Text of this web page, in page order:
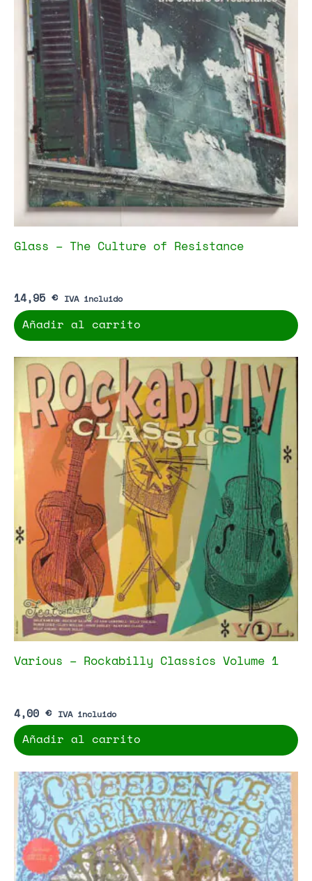
Glass – The Culture of Resistance
14,95 € IVA incluido
Añadir al carrito
Various – Rockabilly Classics Volume 1
4,00 € IVA incluido
Añadir al carrito